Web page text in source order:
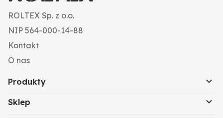
ROLTEX Sp. z o.o.
NIP 564-000-14-88
Kontakt
O nas
Produkty
Sklep